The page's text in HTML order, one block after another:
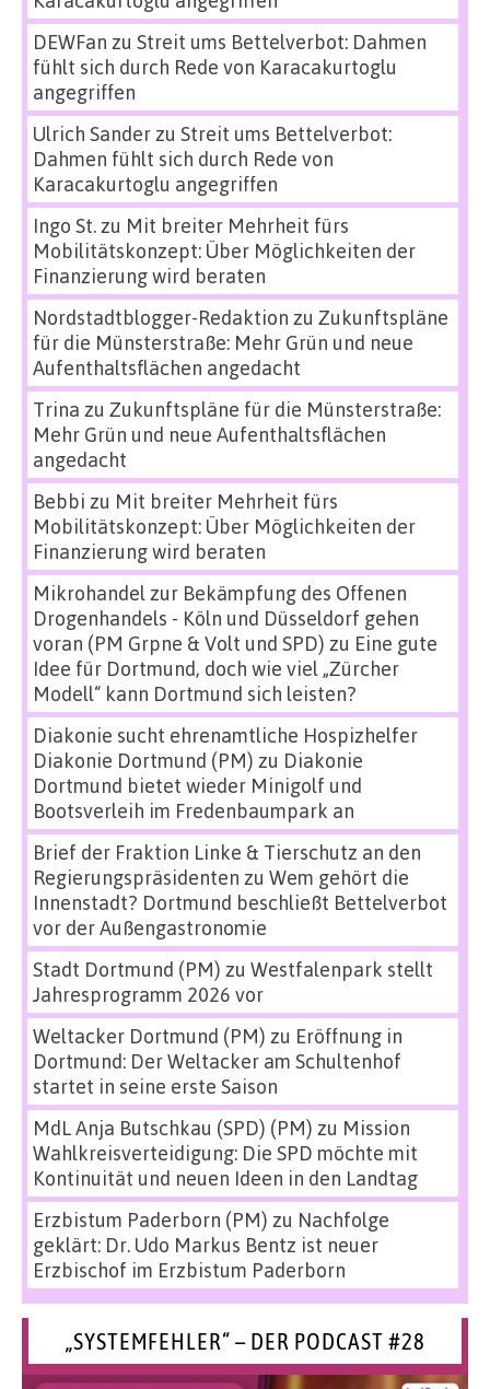
DEWFan zu Streit ums Bettelverbot: Dahmen
fühlt sich durch Rede von Karacakurtoglu
angegriffen
Ulrich Sanderzu Streit ums Bettelverbot:
Dahmen fühlt sich durch Rede von
Karacakurtoglu angegriffen
Ingo St.zu Mit breiter Mehrheit fürs
Mobilitätskonzept: Über Möglichkeiten der
Finanzierung wird beraten
Nordstadtblogger-Redaktion zu Zukunftspläne
für die Münsterstraße: Mehr Grün und neue
Aufenthaltsflächen angedacht
Trina zu Zukunftspläne für die Münsterstraße:
Mehr Grün und neue Aufenthaltsflächen
angedacht
Bebbi zu Mit breiter Mehrheit fürs
Mobilitätskonzept: Über Möglichkeiten der
Finanzierung wird beraten
Mikrohandel zur Bekämpfung des Offenen
Drogenhandels - Köln und Düsseldorf gehen
voran (PM Grpne & Volt und SPD) zu Eine gute
Idee für Dortmund, doch wie viel „Zürcher
Modell“ kann Dortmund sich leisten?
Diakonie sucht ehrenamtliche Hospizhelfer
Diakonie Dortmund (PM) zu Diakonie
Dortmund bietet wieder Minigolf und
Bootsverleih im Fredenbaumpark an
Brief der Fraktion Linke & Tierschutz an den
Regierungspräsidenten zu Wem gehört die
Innenstadt? Dortmund beschließt Bettelverbot
vor der Außengastronomie
Stadt Dortmund (PM) zu Westfalenpark stellt
Jahresprogramm 2026 vor
Weltacker Dortmund (PM) zu Eröffnung in
Dortmund: Der Weltacker am Schultenhof
startet in seine erste Saison
MdL Anja Butschkau (SPD) (PM) zu Mission
Wahlkreisverteidigung: Die SPD möchte mit
Kontinuität und neuen Ideen in den Landtag
Erzbistum Paderborn (PM) zu Nachfolge
geklärt: Dr. Udo Markus Bentz ist neuer
Erzbischof im Erzbistum Paderborn
„SYSTEMFEHLER“ – DER PODCAST #28